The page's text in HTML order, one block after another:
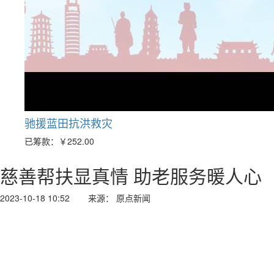
驰援蓝田抗洪救灾
已筹款： ￥252.00
慈善帮扶显真情 助老服务暖人心
2023-10-18 10:52 来源： 原点新闻